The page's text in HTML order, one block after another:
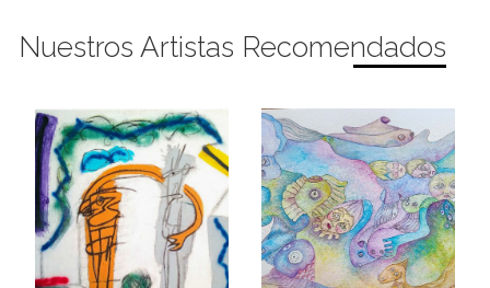
Nuestros Artistas Recomendados